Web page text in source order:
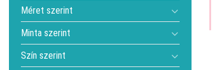
Méret szerint
Minta szerint
Szín szerint